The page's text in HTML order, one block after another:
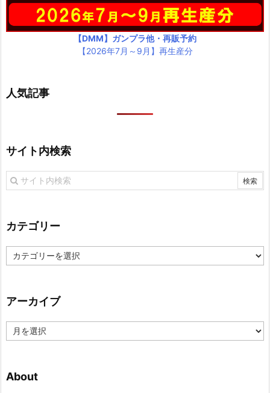
【DMM】ガンプラ他・再販予約
【2026年7月～9月】再生産分
人気記事
サイト内検索
カテゴリー
テ
ー
アーカイブ
ー
ブ
About